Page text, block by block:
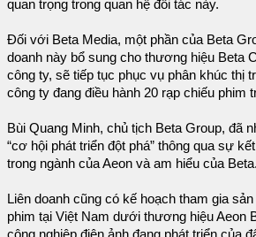
quan trọng trong quan hệ đối tác này.
Đối với Beta Media, một phần của Beta
doanh này bổ sung cho thương hiệu Beta
công ty, sẽ tiếp tục phục vụ phân khúc thị
công ty đang điều hành 20 rạp chiếu phim
Bùi Quang Minh, chủ tịch Beta Group, đã
“cơ hội phát triển đột phá” thông qua sự
trong ngành của Aeon và am hiểu của Beta.
Liên doanh cũng có kế hoạch tham gia
phim tại Việt Nam dưới thương hiệu Aeon